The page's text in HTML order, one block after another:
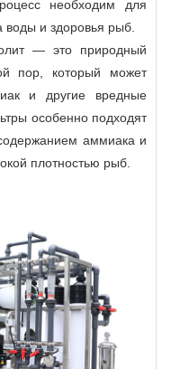
необходим для
воды и здоровья рыб.
— это природный
пор, который может
и другие вредные
особенно подходят
аммиака и
плотностью рыб.